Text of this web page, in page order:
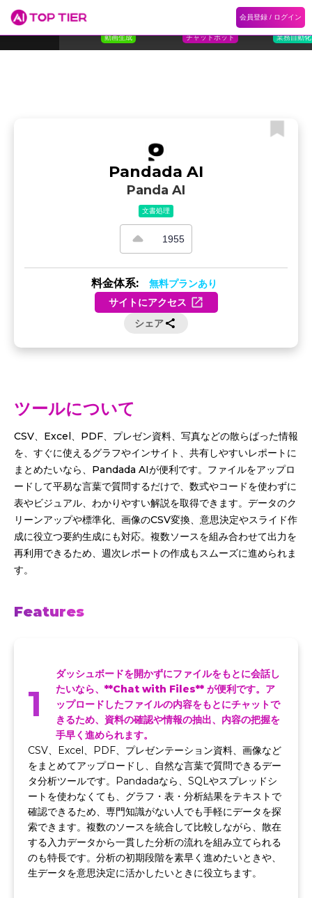
会員登録 / ログイン
ランキング
動画生成 チャットボット
3
Flokzu
業務自動化
Pandada AI
Panda AI
文書処理
1955
料金体系: 無料プランあり
サイトにアクセス
シェア
ツールについて
CSV、Excel、PDF、プレゼン資料、写真などの散らばった情報
を、すぐに使えるグラフやインサイト、共有しやすいレポートに
まとめたいなら、Pandada AIが便利です。ファイルをアップロ
ードして平易な言葉で質問するだけで、数式やコードを使わずに
表やビジュアル、わかりやすい解説を取得できます。データのク
リーンアップや標準化、画像のCSV変換、意思決定やスライド作
成に役立つ要約生成にも対応。複数ソースを組み合わせて出力を
再利用できるため、週次レポートの作成もスムーズに進められま
す。
Features
1
ダッシュボードを開かずにファイルをもとに会話し
たいなら、**Chat with Files** が便利です。ア
ップロードしたファイルの内容をもとにチャットで
きるため、資料の確認や情報の抽出、内容の把握を
手早く進められます。
CSV、Excel、PDF、プレゼンテーション資料、画像など
をまとめてアップロードし、自然な言葉で質問できるデー
タ分析ツールです。Pandadaなら、SQLやスプレッドシ
ートを使わなくても、グラフ・表・分析結果をテキストで
確認できるため、専門知識がない人でも手軽にデータを探
索できます。複数のソースを統合して比較しながら、散在
する入力データから一貫した分析の流れを組み立てられる
のも特長です。分析の初期段階を素早く進めたいときや、
生データを意思決定に活かしたいときに役立ちます。
ホーム 記事